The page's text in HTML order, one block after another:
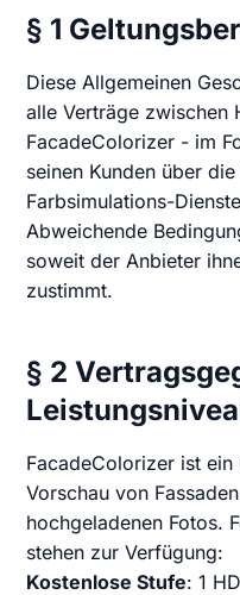
§ 1
Diese Allgemeinen
alle Verträge zwischen
FacadeColorizer - im
seinen Kunden über
Farbsimulations-
Abweichende
soweit der Anbieter
zustimmt.
§ 2
FacadeColorizer ist
Vorschau von
hochgeladenen Fotos.
stehen zur Verfügung:
Kostenlose Stufe: 1